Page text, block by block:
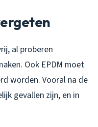
al proberen
Ook EPDM moet
worden. Vooral na de
gevallen zijn, en in